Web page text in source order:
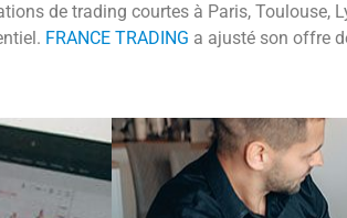
de trading courtes à Paris, Toulouse,
FRANCE TRADING a ajusté son offre